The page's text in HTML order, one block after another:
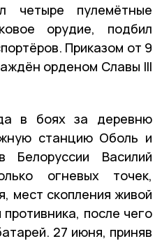
четыре пулемётные
орудие, подбил
Приказом от 9
орденом Славы III
в боях за деревню
станцию Оболь и
Василий
огневых точек,
мест скопления живой
после чего
27 июня, приняв